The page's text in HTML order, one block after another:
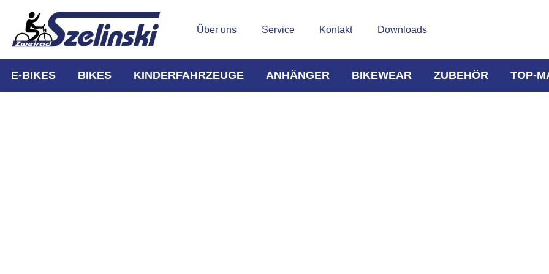
Über uns Service Kontakt Downloads
E-BIKES BIKES KINDERFAHRZEUGE ANHÄNGER BIKEWEAR ZUBEHÖR TOP-